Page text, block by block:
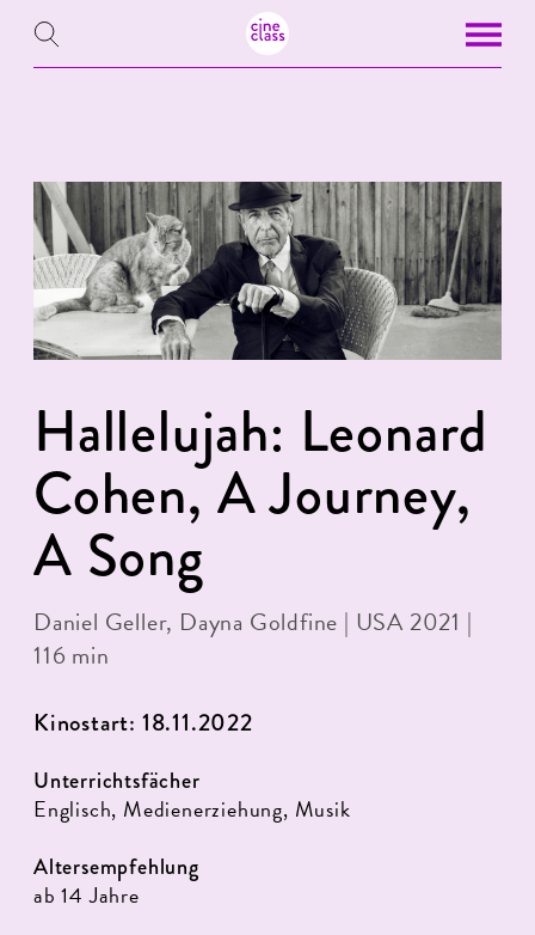
Hallelujah: Leonard
Cohen, A Journey,
A Song
Daniel Geller, Dayna Goldfine | USA 2021 |
116 min
Kinostart: 18.11.2022
Unterrichtsfächer
Englisch, Medienerziehung, Musik
Altersempfehlung
ab 14 Jahre